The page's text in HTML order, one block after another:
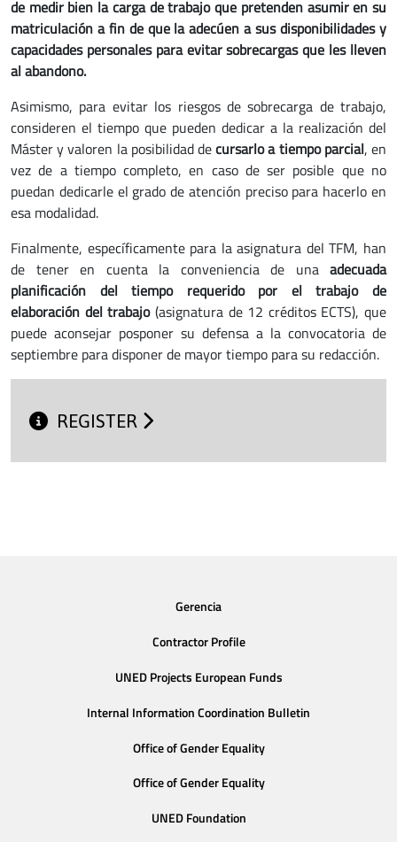
de medir bien la carga de trabajo que pretenden asumir en su
matriculación a fin de que la adecúen a sus disponibilidades y
capacidades personales para evitar sobrecargas que les lleven
al abandono.
Asimismo, para evitar los riesgos de sobrecarga de trabajo,
consideren el tiempo que pueden dedicar a la realización del
Máster y valoren la posibilidad decursarlo a tiempo parcial, en
vez de a tiempo completo, en caso de ser posible que no
puedan dedicarle el grado de atención preciso para hacerlo en
esa modalidad.
Finalmente, específicamente para la asignatura del TFM, han
de tener en cuenta la conveniencia de una adecuada
planificación del tiempo requerido por el trabajo de
elaboración del trabajo(asignatura de 12 créditos ECTS), que
puede aconsejar posponer su defensa a la convocatoria de
septiembre para disponer de mayor tiempo para su redacción.
REGISTER
Gerencia
Contractor Profile
UNED Projects European Funds
Internal Information Coordination Bulletin
Office of Gender Equality
Office of Gender Equality
UNED Foundation